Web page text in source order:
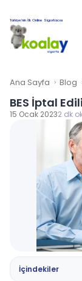
Türkiye’nin İlk Online Sigortacısı
Ana Sayfa Blog
BES İptal
15 Ocak 20232 dk
İçindekiler